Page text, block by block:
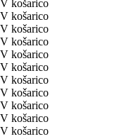
V košarico
V košarico
V košarico
V košarico
V košarico
V košarico
V košarico
V košarico
V košarico
V košarico
V košarico